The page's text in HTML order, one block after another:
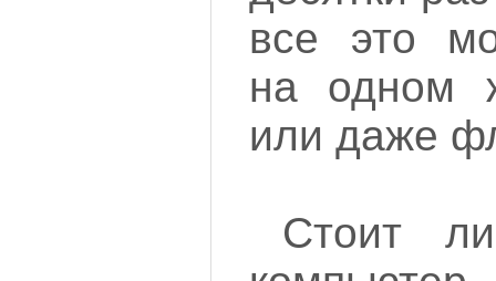
все это
на одном
или даже
Стоит